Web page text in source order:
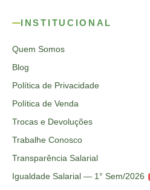
INSTITUCIONAL
Quem Somos
Blog
Política de Privacidade
Política de Venda
Trocas e Devoluções
Trabalhe Conosco
Transparência Salarial
Igualdade Salarial — 1° Sem/2026